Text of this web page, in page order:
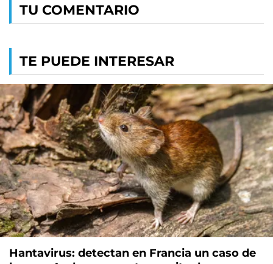
TU COMENTARIO
TE PUEDE INTERESAR
Hantavirus: detectan en Francia un caso de